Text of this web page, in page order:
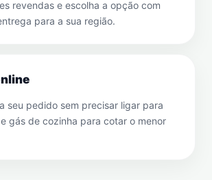
revendas e escolha a opção com
para a sua região.
seu pedido sem precisar ligar para
gás de cozinha para cotar o menor